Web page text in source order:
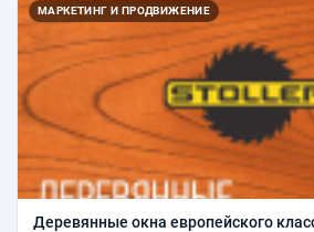
МАРКЕТИНГ И ПРОДВИЖЕНИЕ